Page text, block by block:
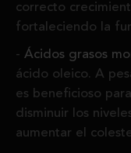
correcto
fortaleciendo la
Ácidos grasos
ácido oleico. A
es beneficioso
disminuir los
aumentar el